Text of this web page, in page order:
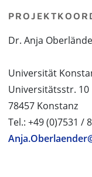
Dr. Anja
Universität
Universitätsstr. 10
78457 Konstanz
Tel.: +49 (0)7531 /